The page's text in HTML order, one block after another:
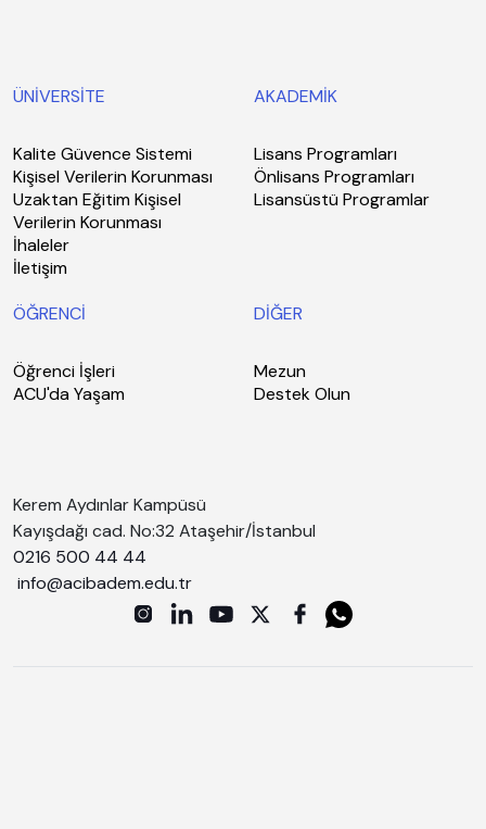
ÜNİVERSİTE
Kalite Güvence Sistemi
Kişisel Verilerin Korunması
Uzaktan Eğitim Kişisel
Verilerin Korunması
İhaleler
İletişim
AKADEMİK
Lisans Programları
Önlisans Programları
Lisansüstü Programlar
ÖĞRENCİ
Öğrenci İşleri
ACU'da Yaşam
DİĞER
Mezun
Destek Olun
Kerem Aydınlar Kampüsü
Kayışdağı cad. No:32 Ataşehir/İstanbul
0216 500 44 44
info@acibadem.edu.tr